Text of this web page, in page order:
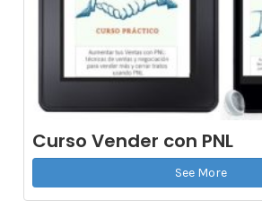
Curso Vender con PNL
See More